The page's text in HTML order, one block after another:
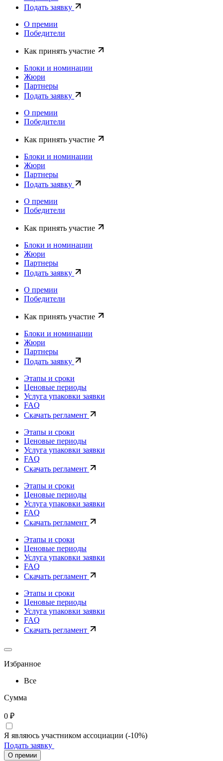
Подать заявку
О премии
Победители
Как принять участие
Блоки и номинации
Жюри
Партнеры
Подать заявку
О премии
Победители
Как принять участие
Блоки и номинации
Жюри
Партнеры
Подать заявку
О премии
Победители
Как принять участие
Блоки и номинации
Жюри
Партнеры
Подать заявку
О премии
Победители
Как принять участие
Блоки и номинации
Жюри
Партнеры
Подать заявку
Этапы и сроки
Ценовые периоды
Услуга упаковки заявки
FAQ
Скачать регламент
Этапы и сроки
Ценовые периоды
Услуга упаковки заявки
FAQ
Скачать регламент
Этапы и сроки
Ценовые периоды
Услуга упаковки заявки
FAQ
Скачать регламент
Этапы и сроки
Ценовые периоды
Услуга упаковки заявки
FAQ
Скачать регламент
Этапы и сроки
Ценовые периоды
Услуга упаковки заявки
FAQ
Скачать регламент
Избранное
Все
Сумма
0 ₽
Я являюсь участником ассоциации (-10%)
Подать заявку
О премии